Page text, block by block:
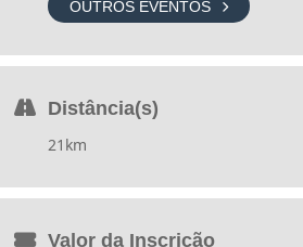
www.flatscomfort.com.br
www.trilhavioleta.com.br
Lote 1:com vagas limitadas.
Categorias:
Duplas: R$770,00
OUTROS EVENTOS
Distância(s)
21km
Valor da Inscrição